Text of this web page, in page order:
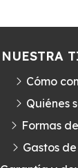
NUESTRA
Cómo
Quiénes
Formas
Gastos